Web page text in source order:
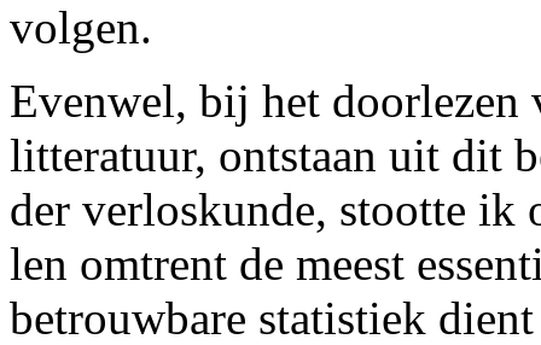
volgen.
Evenwel, bij het doorlezen
litteratuur, ontstaan uit dit
der verloskunde, stootte ik
len omtrent de meest
betrouwbare statistiek